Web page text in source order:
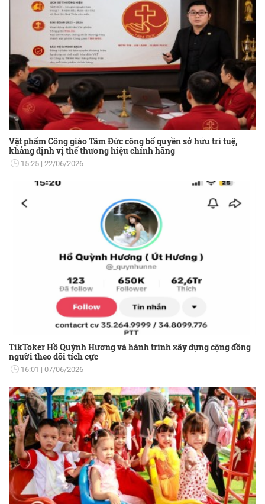
Vật phẩm Công giáo Tâm Đức công bố quyền sở hữu trí tuệ,
khẳng định vị thế thương hiệu chính hãng
15:25 22/06/2026
TikToker Hồ Quỳnh Hương và hành trình xây dựng cộng đồng
người theo dõi tích cực
16:01 07/06/2026